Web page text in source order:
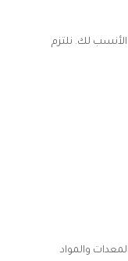
لك. نلتزم
والمواد